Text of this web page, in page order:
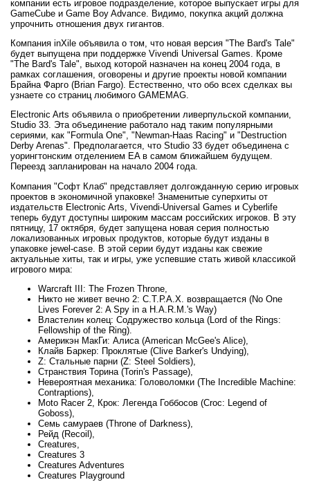
компании есть игровое подразделение, которое выпускает игры для
GameCube и Game Boy Advance. Видимо, покупка акций должна
упрочнить отношения двух гигантов.
Компания inXile объявила о том, что новая версия "The Bard's Tale"
будет выпущена при поддержке Vivendi Universal Games. Кроме
"The Bard's Tale", выход которой назначен на конец 2004 года, в
рамках соглашения, оговорены и другие проекты новой компании
Брайна Фарго (Brian Fargo). Естественно, что обо всех сделках вы
узнаете со страниц любимого GAMEMAG.
Electronic Arts объявила о приобретении ливерпульской компании,
Studio 33. Эта объединение работало над таким популярными
сериями, как "Formula One", "Newman-Haas Racing" и "Destruction
Derby Arenas". Предполагается, что Studio 33 будет объединена с
уорингтонским отделением EA в самом ближайшем будущем.
Переезд запланирован на начало 2004 года.
Компания "Софт Клаб" представляет долгожданную серию игровых
проектов в экономичной упаковке! Знаменитые суперхиты от
издательств Electronic Arts, Vivendi-Universal Games и Cyberlife
теперь будут доступны широким массам российских игроков. В эту
пятницу, 17 октября, будет запущена новая серия полностью
локализованных игровых продуктов, которые будут изданы в
упаковке jewel-case. В этой серии будут изданы как свежие
актуальные хиты, так и игры, уже успевшие стать живой классикой
игрового мира:
Warcraft III: The Frozen Throne,
Никто не живет вечно 2: С.Т.Р.А.Х. возвращается (No One
Lives Forever 2: A Spy in a H.A.R.M.'s Way)
Властелин колец: Содружество кольца (Lord of the Rings:
Fellowship of the Ring).
Америкэн МакГи: Алиса (American McGee's Alice),
Клайв Баркер: Проклятые (Clive Barker's Undying),
Z: Стальные парни (Z: Steel Soldiers),
Странствия Торина (Torin's Passage),
Невероятная механика: Головоломки (The Incredible Machine:
Contraptions),
Moto Racer 2, Крок: Легенда Гоббосов (Croc: Legend of
Goboss),
Семь самураев (Throne of Darkness),
Рейд (Recoil),
Creatures,
Creatures 3
Creatures Adventures
Creatures Playground